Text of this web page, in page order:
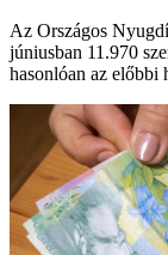
Az Országos
júniusban 11.970
hasonlóan az előbbi